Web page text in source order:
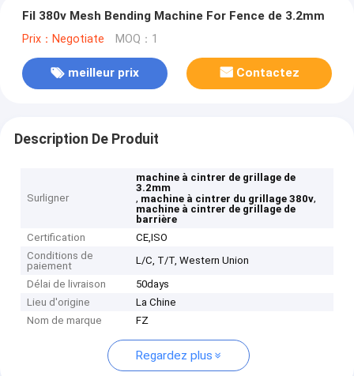
Fil 380v Mesh Bending Machine For Fence de 3.2mm
Prix：Negotiate MOQ：1
meilleur prix Contactez
Description De Produit
Surligner
machine à cintrer de grillage de
3.2mm
, machine à cintrer du grillage 380v,
machine à cintrer de grillage de
barrière
Certification
CE,ISO
Conditions de
paiement
L/C, T/T, Western Union
Délai de livraison
50days
Lieu d'origine
La Chine
Nom de marque
FZ
Regardez plus